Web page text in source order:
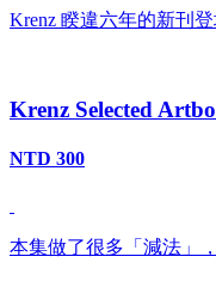
Krenz 睽違六年的新刊
Krenz Selected
NTD 300
本集做了很多「減法」